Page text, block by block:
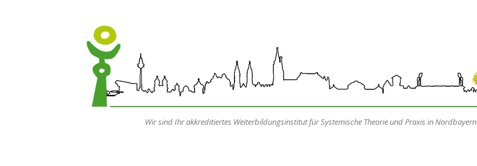
Wir sind Ihr akkreditiertes Weiterbildungsinstitut für Systemische Theorie und Praxis in Nordbayern